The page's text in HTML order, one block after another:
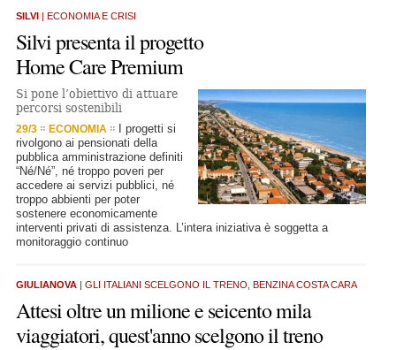
SILVI | ECONOMIA E CRISI
Silvi presenta il progetto
Home Care Premium
Si pone l’obiettivo di attuare
percorsi sostenibili
29/3 ECONOMIA
I progetti si
rivolgono ai pensionati della
pubblica amministrazione definiti
“Né/Né”, né troppo poveri per
accedere ai servizi pubblici, né
troppo abbienti per poter
sostenere economicamente
interventi privati di assistenza. L’intera iniziativa è soggetta a
monitoraggio continuo
GIULIANOVA | GLI ITALIANI SCELGONO IL TRENO, BENZINA COSTA CARA
Attesi oltre un milione e seicento mila
viaggiatori, quest'anno scelgono il treno